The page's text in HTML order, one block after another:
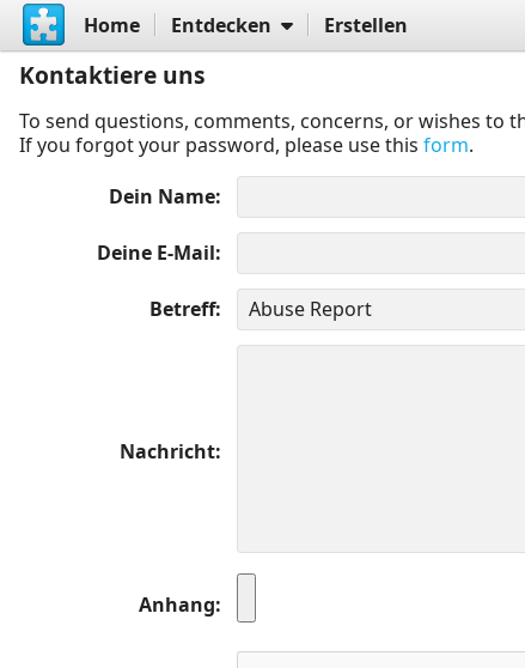
Home Entdecken Erstellen
Kontaktiere uns
To send questions, comments, concerns, or wishes
If you forgot your password, please use this form.
Dein Name
Deine E-Mail
Betreff
Nachricht
Anhang